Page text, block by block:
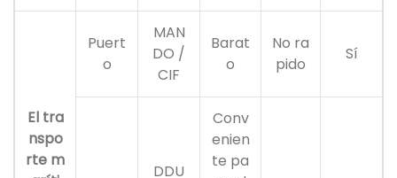
El tra
nspo
rte m
Puert
o
MAN
DO /
CIF
Barat
o
No ra
pido
Sí
DDU
Conv
enien
te pa